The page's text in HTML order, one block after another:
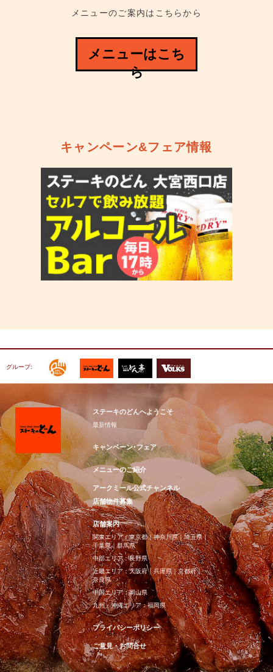
メニューのご案内はこちらから
メニューはこち
ら
キャンペーン&フェア情報
グループ:
ステーキのどんへようこそ
最新情報
キャンペーン･フェア
メニューのご紹介
アークミール公式チャンネル
店舗物件募集
店舗案内
関東エリア：東京都｜神奈川県｜埼玉県｜
千葉県｜群馬県
中部エリア：長野県
近畿エリア：大阪府｜兵庫県｜京都府｜
奈良県
中国エリア：岡山県
九州・沖縄エリア：福岡県
プライバシーポリシー
ご意見・お問合せ